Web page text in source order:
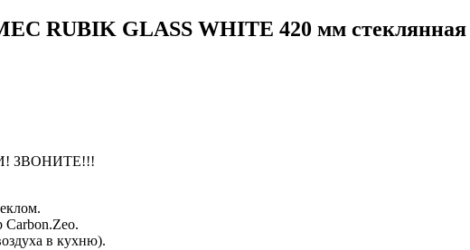
RUBIK GLASS WHITE 420 мм стеклянная
ЗВОНИТЕ!!!
в кухню).